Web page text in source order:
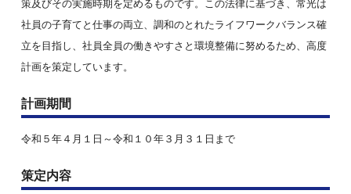
策及びその実施時期を定めるものです。この法律に基づき、常光は
社員の子育てと仕事の両立、調和のとれたライフワークバランス確
立を目指し、社員全員の働きやすさと環境整備に努めるため、高度
計画を策定しています。
計画期間
令和５年４月１日～令和１０年３月３１日まで
策定内容